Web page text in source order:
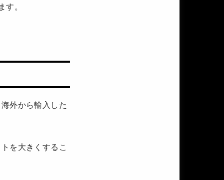
す。
外から輸入した
を大きくするこ